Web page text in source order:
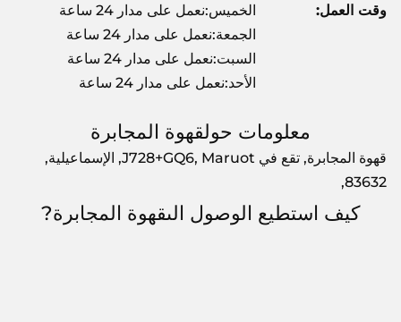
وقت العمل:
الخميس:نعمل على مدار 24 ساعة
الجمعة:نعمل على مدار 24 ساعة
السبت:نعمل على مدار 24 ساعة
الأحد:نعمل على مدار 24 ساعة
معلومات حولقهوة المجابرة
قهوة المجابرة, تقع في J728+GQ6, Maruot, الإسماعيلية,
83632,
كيف استطيع الوصول الىقهوة المجابرة?